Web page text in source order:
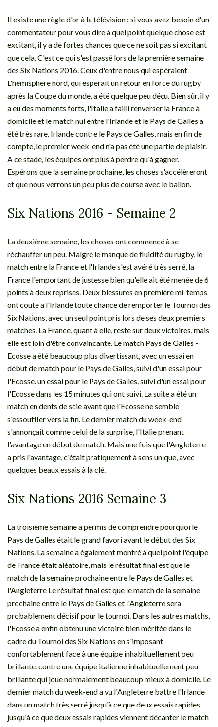
Il existe une règle d'or à la télévision : si vous avez besoin d'un
commentateur pour vous dire à quel point quelque chose est
excitant, il y a de fortes chances que ce ne soit pas si excitant
que cela. C'est ce qui s'est passé lors de la première semaine
des Six Nations 2016. Ceux d'entre nous qui espéraient
L'hémisphère nord, qui espérait un retour en force du rugby
après la Coupe du monde, a été quelque peu déçu. Bien sûr, il y
a eu des moments forts, l'Italie a failli renverser la France à
domicile et le match nul entre l'Irlande et le Pays de Galles a
été très rare. Irlande contre le Pays de Galles, mais en fin de
compte, le premier week-end n'a pas été une partie de plaisir.
A ce stade, les équipes ont plus à perdre qu'à gagner.
Espérons que la semaine prochaine, les choses s'accélèreront
et que nous verrons un peu plus de course avec le ballon.
Six Nations 2016 - Semaine 2
La deuxième semaine, les choses ont commencé à se
réchauffer un peu. Malgré le manque de fluidité du rugby, le
match entre la France et l'Irlande s'est avéré très serré, la
France l'emportant de justesse bien qu'elle ait été menée de 6
points à deux reprises. Deux blessures en première mi-temps
ont coûté à l'Irlande toute chance de remporter le Tournoi des
Six Nations, avec un seul point pris lors de ses deux premiers
matches. La France, quant à elle, reste sur deux victoires, mais
elle est loin d'être convaincante. Le match Pays de Galles -
Ecosse a été beaucoup plus divertissant, avec un essai en
début de match pour le Pays de Galles, suivi d'un essai pour
l'Ecosse. un essai pour le Pays de Galles, suivi d'un essai pour
l'Ecosse dans les 15 minutes qui ont suivi. La suite a été un
match en dents de scie avant que l'Ecosse ne semble
s'essouffler vers la fin. Le dernier match du week-end
s'annonçait comme celui de la surprise, l'Italie prenant
l'avantage en début de match. Mais une fois que l'Angleterre
a pris l'avantage, c'était pratiquement à sens unique, avec
quelques beaux essais à la clé.
Six Nations 2016 Semaine 3
La troisième semaine a permis de comprendre pourquoi le
Pays de Galles était le grand favori avant le début des Six
Nations. La semaine a également montré à quel point l'équipe
de France était aléatoire, mais le résultat final est que le
match de la semaine prochaine entre le Pays de Galles et
l'Angleterre Le résultat final est que le match de la semaine
prochaine entre le Pays de Galles et l'Angleterre sera
probablement décisif pour le tournoi. Dans les autres matchs,
l'Ecosse a enfin obtenu une victoire bien méritée dans le
cadre du Tournoi des Six Nations en s'imposant
confortablement face à une équipe inhabituellement peu
brillante. contre une équipe italienne inhabituellement peu
brillante qui joue normalement beaucoup mieux à domicile. Le
dernier match du week-end a vu l'Angleterre battre l'Irlande
dans un match très serré jusqu'à ce que deux essais rapides
jusqu'à ce que deux essais rapides viennent décanter le match